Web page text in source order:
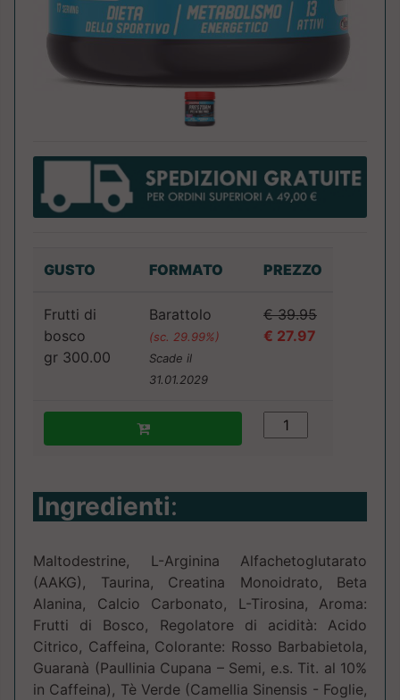
GUSTO FORMATO PREZZO
Frutti di
bosco
gr 300.00
Barattolo
(sc. 29.99%)
Scade il
31.01.2029
€ 39.95
€ 27.97
Ingredienti:
Maltodestrine, L-Arginina Alfachetoglutarato
(AAKG), Taurina, Creatina Monoidrato, Beta
Alanina, Calcio Carbonato, L-Tirosina, Aroma:
Frutti di Bosco, Regolatore di acidità: Acido
Citrico, Caffeina, Colorante: Rosso Barbabietola,
Guaranà (Paullinia Cupana – Semi, e.s. Tit. al 10%
in Caffeina), Tè Verde (Camellia Sinensis - Foglie,